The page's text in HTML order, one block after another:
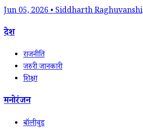
Jun 05, 2026 • Siddharth Raghuvanshi
देश
राजनीति
जरुरी जानकारी
शिक्षा
मनोरंजन
बॉलीवुड